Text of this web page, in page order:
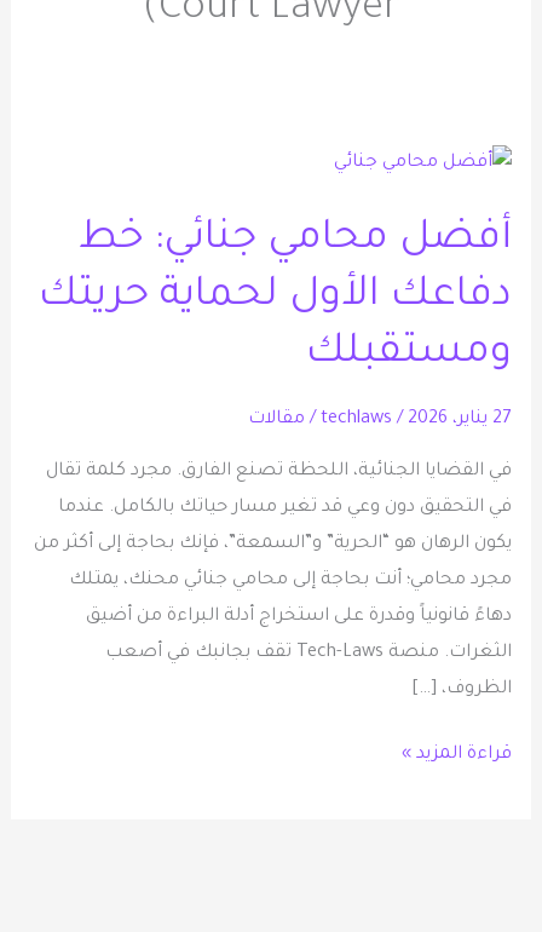
Court Lawyer)
أفضل محامي جنائي: خط
دفاعك الأول لحماية حريتك
ومستقبلك
27 يناير، 2026 /
techlaws
/ مقالات
في القضايا الجنائية، اللحظة تصنع الفارق. مجرد كلمة تقال
في التحقيق دون وعي قد تغير مسار حياتك بالكامل. عندما
يكون الرهان هو “الحرية” و”السمعة”، فإنك بحاجة إلى أكثر من
مجرد محامي؛ أنت بحاجة إلى محامي جنائي محنك، يمتلك
دهاءً قانونياً وقدرة على استخراج أدلة البراءة من أضيق
الثغرات. منصة Tech-Laws تقف بجانبك في أصعب
الظروف، […]
أفضل
جنائي:
دفاعك
الأول
حريتك
قراءة المزيد »